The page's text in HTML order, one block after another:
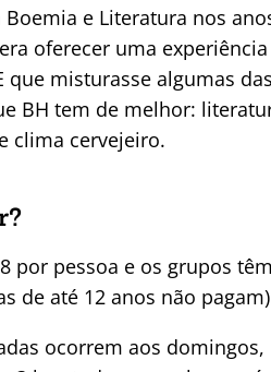
Boemia e Literatura nos
oferecer uma
que misturasse algumas
BH tem de melhor:
clima cervejeiro.
por pessoa e os grupos
de até 12 anos não
ocorrem aos